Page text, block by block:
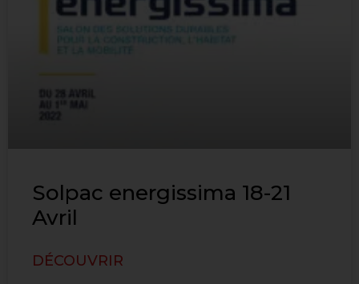
Solpac energissima 18-21
Avril
DÉCOUVRIR